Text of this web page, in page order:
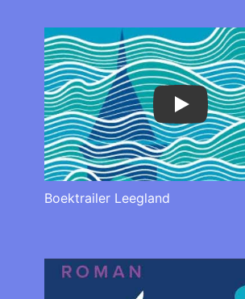
Play
Boektrailer Leegland